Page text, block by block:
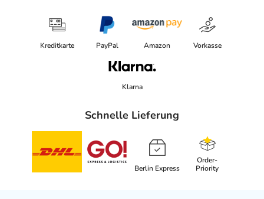
Kreditkarte PayPal Amazon Vorkasse
Klarna
Schnelle Lieferung
Berlin Express
Order-
Priority